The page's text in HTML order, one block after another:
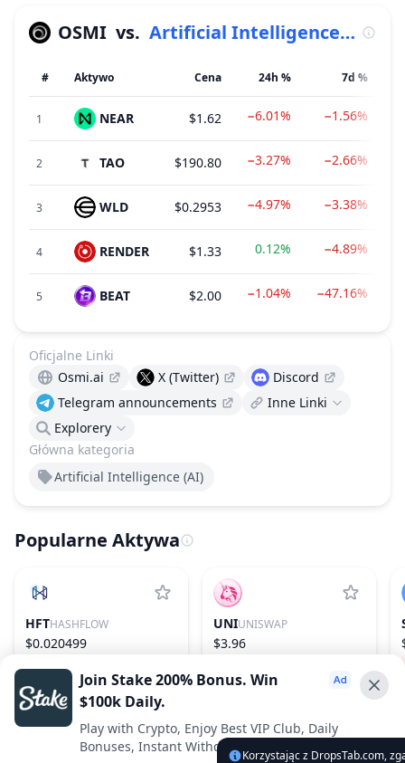
OSMI vs. Artificial Intelligence (AI)
# Aktywo Cena 24h % 7d %
1 NEAR $1.62 −6.01% −1.56%
2 TAO $190.80 −3.27% −2.66%
3 WLD $0.2953 −4.97% −3.38%
4 RENDER $1.33 0.12% −4.89%
5 BEAT $2.00 −1.04% −47.16%
Główna kategoria
Artificial Intelligence (AI)
Oficjalne Linki
Osmi.ai
X (Twitter)
Discord
Telegram announcements
Inne Linki
Explorery
Popularne Aktywa
HFTHASHFLOW
$0.020499
UNIUNISWAP
$3.96
Advertise With Us ⭐️
Interested in advertising? Reach us outKorzystając z DropsTab.com,
Join Stake 200% Bonus. Win
$100k Daily.
Play with Crypto, Enjoy Best VIP Club, Daily
Bonuses, Instant Withdrawals.